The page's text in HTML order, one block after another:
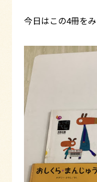
今日はこの4冊を